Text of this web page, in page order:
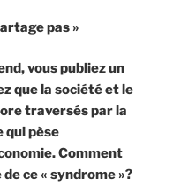
pas »
vous publiez un
que la société et le
traversés par la
qui pèse
Comment
ce « syndrome »?